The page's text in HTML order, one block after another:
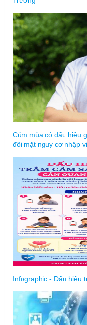
Cúm mùa có dấu hiệu
đối mặt nguy cơ nhập
Infographic - Dấu hiệu